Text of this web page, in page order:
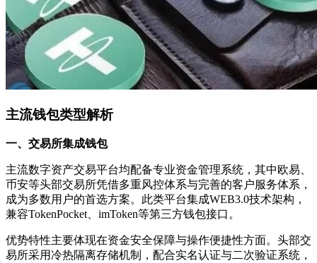
主流钱包类型解析
一、交易所集成钱包
主流数字资产交易平台均配备专业资金管理系统，其中欧易、
币安等头部交易所凭借多重风控体系与完善的客户服务体系，
成为多数用户的首选方案。此类平台集成WEB3.0技术架构，
兼容TokenPocket、imToken等第三方钱包接口。
优势特性主要体现在资金安全保障与操作便捷性方面。头部交
易所采用冷热隔离存储机制，配合实名认证与二次验证系统，